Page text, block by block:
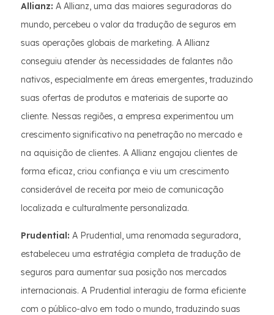
Allianz: A Allianz, uma das maiores seguradoras do
mundo, percebeu o valor da tradução de seguros em
suas operações globais de marketing. A Allianz
conseguiu atender às necessidades de falantes não
nativos, especialmente em áreas emergentes, traduzindo
suas ofertas de produtos e materiais de suporte ao
cliente. Nessas regiões, a empresa experimentou um
crescimento significativo na penetração no mercado e
na aquisição de clientes. A Allianz engajou clientes de
forma eficaz, criou confiança e viu um crescimento
considerável de receita por meio de comunicação
localizada e culturalmente personalizada.
Prudential: A Prudential, uma renomada seguradora,
estabeleceu uma estratégia completa de tradução de
seguros para aumentar sua posição nos mercados
internacionais. A Prudential interagiu de forma eficiente
com o público-alvo em todo o mundo, traduzindo suas